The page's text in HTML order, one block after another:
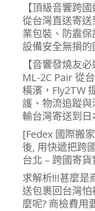
【頂級音響跨
從台灣直送寄
業包裝、防震
設備安全無損的
【音響發燒友
ML-2C Pair 從
橫濱，Fly2TW
護、物流追蹤
輸台灣寄送到日
[Fedex 國際搬
後, 用快遞把跨
台北 – 跨國寄
求解析!!!甚麼是
送包裹回台灣
麼呢? 商檢費用